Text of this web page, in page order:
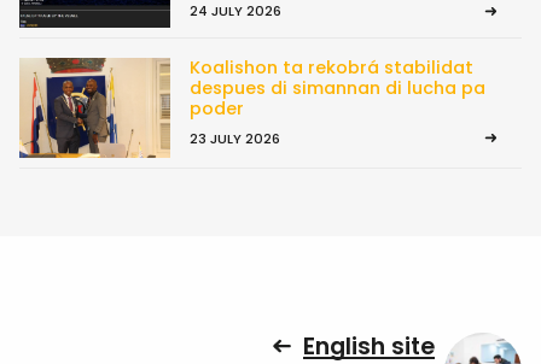
24 JULY 2026
Koalishon ta rekobrá stabilidat
despues di simannan di lucha pa
poder
23 JULY 2026
English site